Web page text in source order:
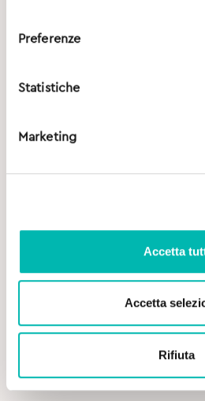
Preferenze
Statistiche
Marketing
Accetta
Accetta
Rifiuta